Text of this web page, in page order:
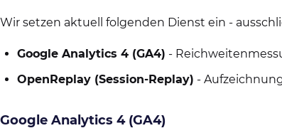
Wir setzen aktuell folgenden Dienst ein -
Google Analytics 4 (GA4) -
OpenReplay (Session-Replay) -
Google Analytics 4 (GA4)